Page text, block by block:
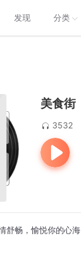
发现 分类
美食街
3532
舒畅，愉悦你的心海